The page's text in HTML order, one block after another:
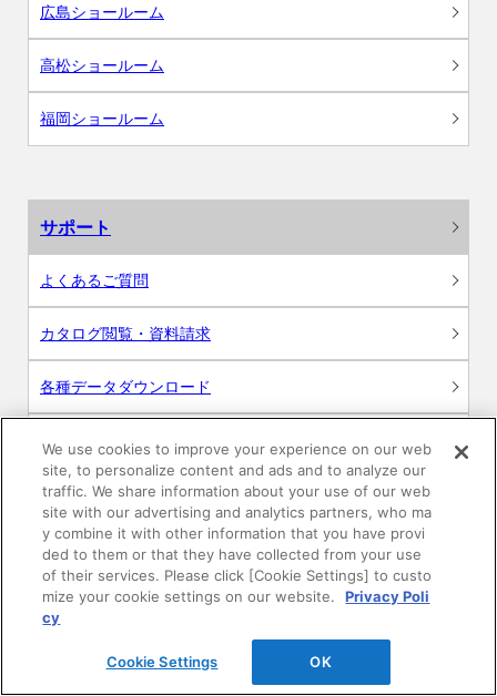
広島ショールーム
高松ショールーム
福岡ショールーム
サポート
よくあるご質問
カタログ閲覧・資料請求
各種データダウンロード
WEB見積・各種シミュレーション
交換用部品の購入
修理・点検
お問い合わせ
We use cookies to improve your experience on our web
site, to personalize content and ads and to analyze our
traffic. We share information about your use of our web
site with our advertising and analytics partners, who ma
y combine it with other information that you have provi
ded to them or that they have collected from your use
of their services. Please click [Cookie Settings] to custo
mize your cookie settings on our website.
Privacy Poli
cy
Cookie Settings OK